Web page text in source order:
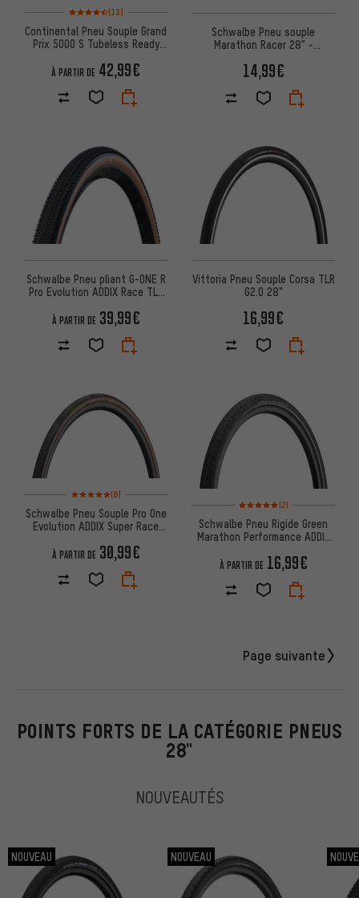
Note moyenne : 4,5 sur 5 d'après 13 avis
(13)
Continental Pneu Souple Grand
Prix 5000 S Tubeless Ready
À PARTIR DE 42,99€
Schwalbe Pneu souple
Marathon Racer 28" -
14,99€
Schwalbe Pneu pliant G-ONE R
Pro Evolution ADDIX Race TLR
À PARTIR DE 39,99€
Vittoria Pneu Souple Corsa TLR
G2.0 28"
16,99€
Note moyenne : 5 sur 5 d'après 8 avis
(8)
Schwalbe Pneu Souple Pro One
Evolution ADDIX Super Race
À PARTIR DE 30,99€
Note moyenne : 5 sur 5
(2)
Schwalbe Pneu Rigide Green
Marathon Performance ADDIX
À PARTIR DE 16,99€
Page suivante
POINTS FORTS DE LA CATÉGORIE PNEUS
28"
NOUVEAUTÉS
NOUVEAU NOUVEAU